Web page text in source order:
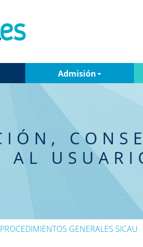
Admisión
PROCEDIMIENTOS GENERALES SICAU